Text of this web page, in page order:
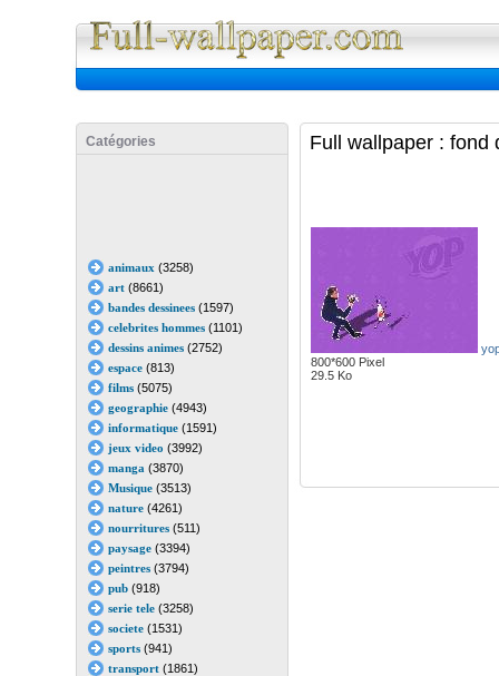
Catégories
animaux (3258)
art(8661)
bandes dessinees(1597)
celebrites hommes(1101)
dessins animes(2752)
espace(813)
films(5075)
geographie(4943)
informatique(1591)
jeux video (3992)
manga (3870)
Musique(3513)
nature(4261)
nourritures(511)
paysage(3394)
peintres(3794)
pub(918)
serie tele(3258)
societe(1531)
sports(941)
transport(1861)
Full wallpaper : fond
800*600 Pixel
29.5 Ko